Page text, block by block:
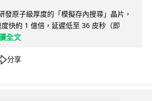
發原子級厚度的「模擬存內搜尋」晶片，
度快約 1 億倍，延遲低至 36 皮秒（即
全文
分享